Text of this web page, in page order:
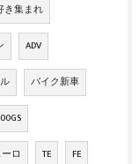
き集まれ
ADV
バイク新車
ロ TE FE